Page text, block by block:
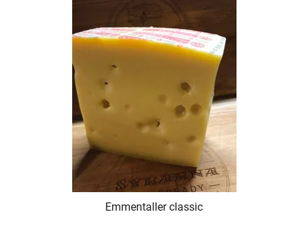
Emmentaller classic